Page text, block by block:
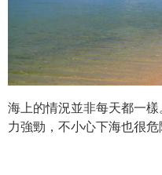
海上的情況並非每天都一
力強勁，不小心下海也很危